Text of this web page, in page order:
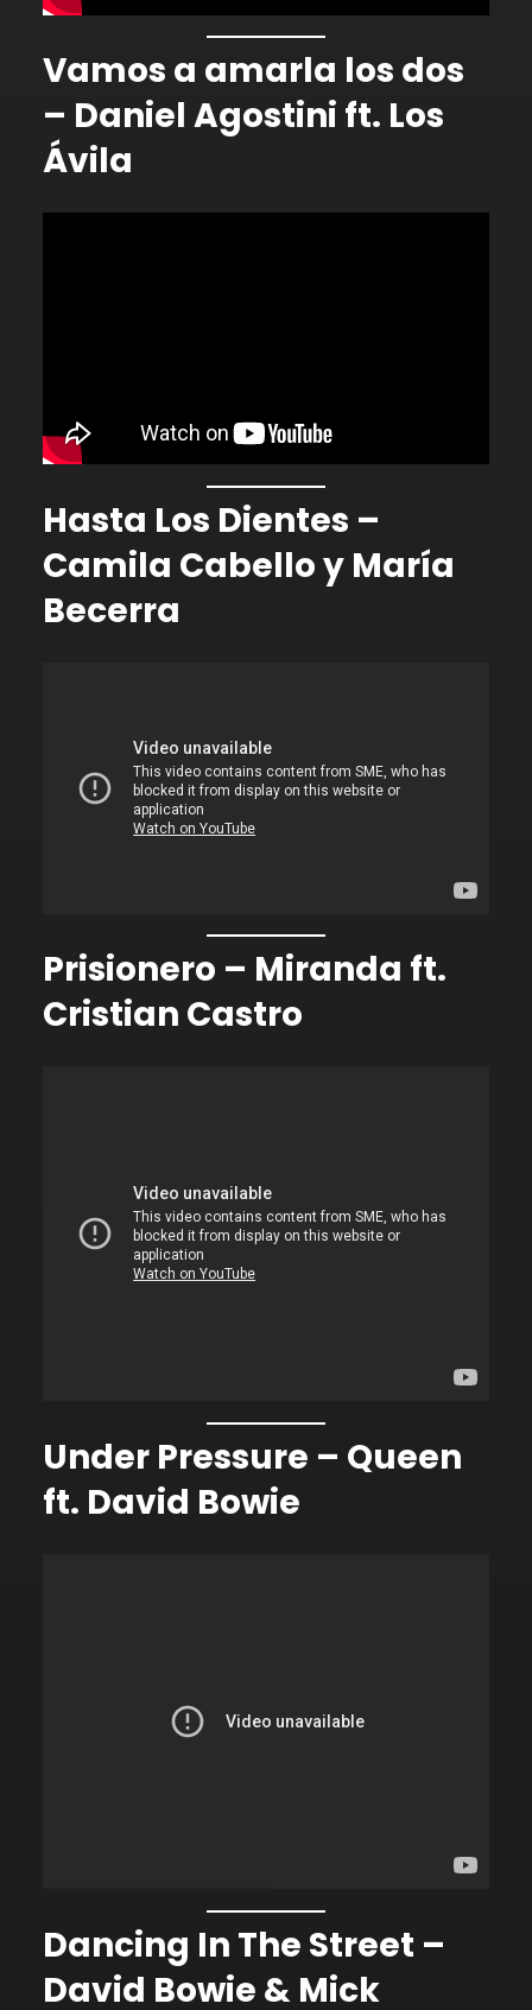
Vamos a amarla los dos
– Daniel Agostini ft. Los
Ávila
Hasta Los Dientes –
Camila Cabello y María
Becerra
Prisionero – Miranda ft.
Cristian Castro
Under Pressure – Queen
ft. David Bowie
Dancing In The Street –
David Bowie & Mick